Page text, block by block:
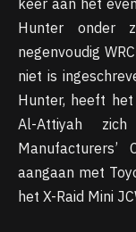
keer aan het
Hunter onder
negenvoudig
niet is
Hunter, heeft
Al-Attiyah
aangaan met
het X-Raid Mini